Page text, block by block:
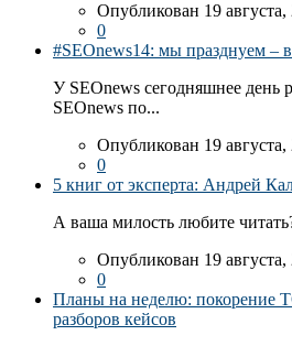
Опубликован 19 августа,
0
#SEOnews14: мы празднуем –
У SEOnews сегодняшнее день
SEOnews по...
Опубликован 19 августа,
0
5 книг от эксперта: Андрей
А ваша милость любите
Опубликован 19 августа,
0
Планы на неделю: покорение
разборов кейсов